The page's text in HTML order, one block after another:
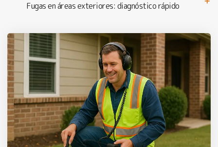
Fugas en áreas exteriores: diagnóstico rápido